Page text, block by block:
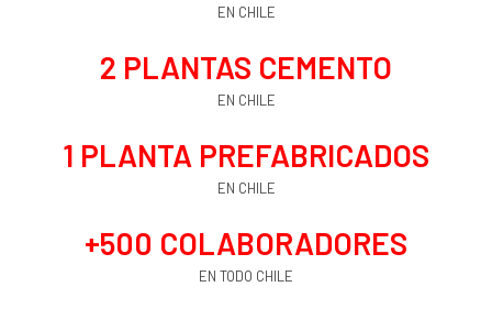
EN CHILE
EN CHILE
2 PLANTAS CEMENTO
EN CHILE
1 PLANTA PREFABRICADOS
EN TODO CHILE
+500 COLABORADORES